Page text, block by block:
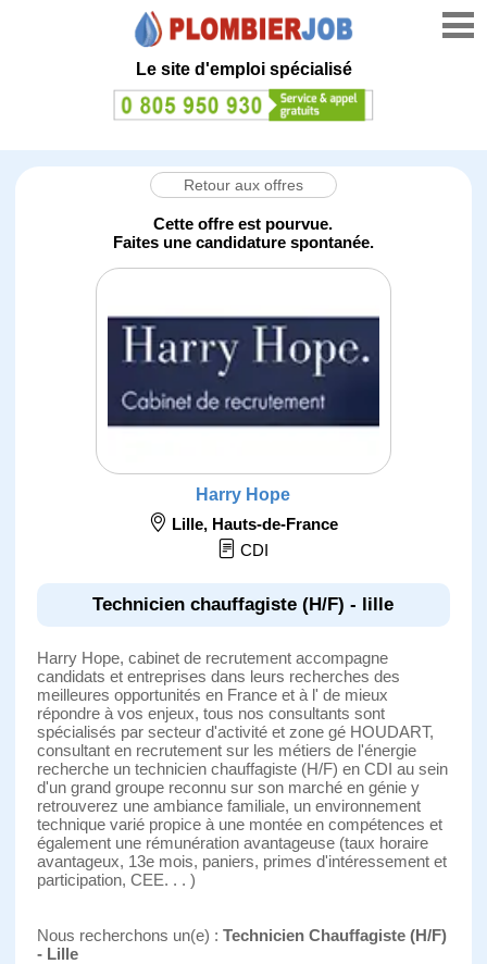
Le site d'emploi spécialisé
Retour aux offres
Cette offre est pourvue.
Faites une candidature spontanée.
Harry Hope
Lille, Hauts-de-France
CDI
Technicien chauffagiste (H/F) - lille
Harry Hope, cabinet de recrutement accompagne
candidats et entreprises dans leurs recherches des
meilleures opportunités en France et à l' de mieux
répondre à vos enjeux, tous nos consultants sont
spécialisés par secteur d'activité et zone gé HOUDART,
consultant en recrutement sur les métiers de l'énergie
recherche un technicien chauffagiste (H/F) en CDI au sein
d'un grand groupe reconnu sur son marché en génie y
retrouverez une ambiance familiale, un environnement
technique varié propice à une montée en compétences et
également une rémunération avantageuse (taux horaire
avantageux, 13e mois, paniers, primes d'intéressement et
participation, CEE. . . )
Nous recherchons un(e) : Technicien Chauffagiste (H/F)
- Lille